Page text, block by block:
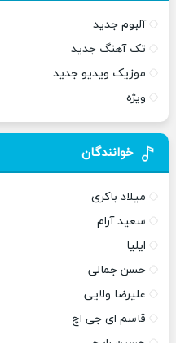
آلبوم جدید
تک آهنگ جدید
موزیک ویدیو جدید
ویژه
خوانندگان
میلاد باکری
سعید آرام
ایلیا
حسن جمالی
علیرضا ولایی
قاسم ای جی اچ